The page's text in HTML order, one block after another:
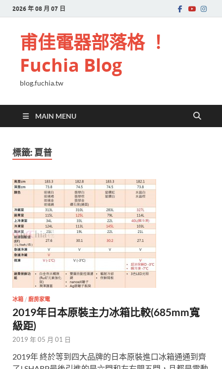
2026 年 08 月 07 日
甫佳電器部落格 ！
Fuchia Blog
blog.fuchia.tw
MAIN MENU
標籤: 夏普
冰箱 / 廚房家電
2019年日本原裝主力冰箱比較(685mm寬
級距)
2019 年 05 月 01 日
2019年 終於等到四大品牌的日本原裝進口冰箱通通到齊